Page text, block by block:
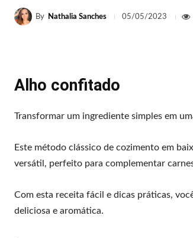
By Nathalia Sanches 05/05/2023
Alho confitado
Transformar um ingrediente simples em
Este método clássico de cozimento em
versátil, perfeito para complementar
Com esta receita fácil e dicas práticas,
deliciosa e aromática.